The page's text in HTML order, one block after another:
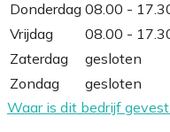
Donderdag 08.00 -
Vrijdag
08.00 -
Zaterdag
gesloten
Zondag
gesloten
Waar is dit bedrijf